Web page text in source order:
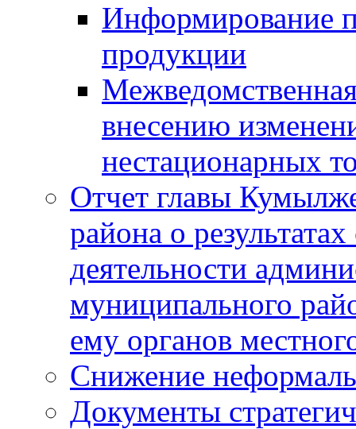
Информирование
продукции
внесению
нестационарных
Отчет главы
района о
деятельности
муниципального
ему органов
Снижение
Документы